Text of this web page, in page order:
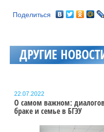
браке и семье в БГЭУ
Подробнее